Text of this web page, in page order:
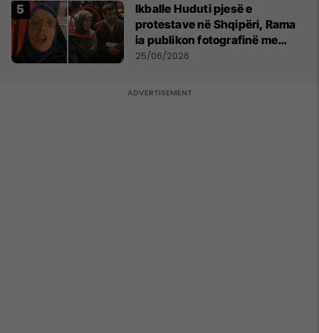
Ikballe Huduti pjesë e
protestave në Shqipëri, Rama
ia publikon fotografinë me
Ahmadinejadin e Iranit
25/06/2026